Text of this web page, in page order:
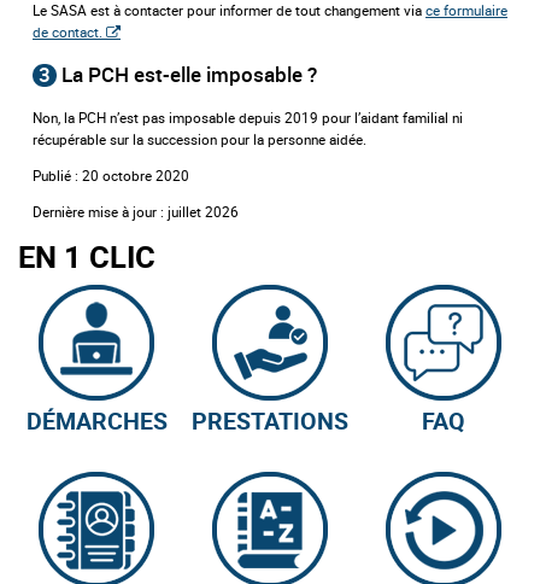
Le SASA est à contacter pour informer de tout changement via ce formulaire
de contact.
3 La PCH est-elle imposable ?
Non, la PCH n’est pas imposable depuis 2019 pour l’aidant familial ni
récupérable sur la succession pour la personne aidée.
Publié : 20 octobre 2020
Dernière mise à jour : juillet 2026
EN 1 CLIC
DÉMARCHES PRESTATIONS FAQ